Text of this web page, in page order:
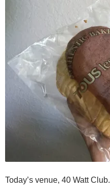
Today’s venue, 40 Watt Club.